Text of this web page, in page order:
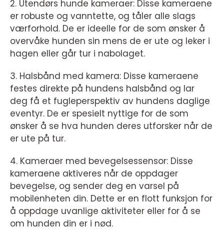
2. Utendørs hunde kameraer: Disse kameraene
er robuste og vanntette, og tåler alle slags
værforhold. De er ideelle for de som ønsker å
overvåke hunden sin mens de er ute og leker i
hagen eller går tur i nabolaget.
3. Halsbånd med kamera: Disse kameraene
festes direkte på hundens halsbånd og lar
deg få et fugleperspektiv av hundens daglige
eventyr. De er spesielt nyttige for de som
ønsker å se hva hunden deres utforsker når de
er ute på tur.
4. Kameraer med bevegelsessensor: Disse
kameraene aktiveres når de oppdager
bevegelse, og sender deg en varsel på
mobilenheten din. Dette er en flott funksjon for
å oppdage uvanlige aktiviteter eller for å se
om hunden din er i nød.